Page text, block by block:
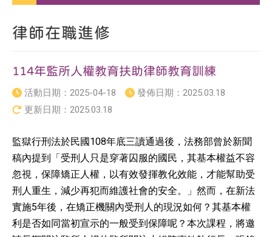
律師在職進修
114年監所人權教育扶助律師教育訓練
活動日期： 2025-04-18 發佈日期： 2025.03.18
更新日期： 2025.03.18
監獄行刑法於民國108年底三讀通過後，法務部曾於新聞
稿內提到「受刑人只是穿著囚服的國民，其基本權益不容
忽視，保障矯正人權，以有效發揮教化效能，才能幫助受
刑人重生，減少再犯而維護社會的安全。」然而，在新法
實施5年後，在矯正機關內受刑人的現況如何？其基本權
利是否如同當初宣示的一般受到保障呢？本次課程，將邀